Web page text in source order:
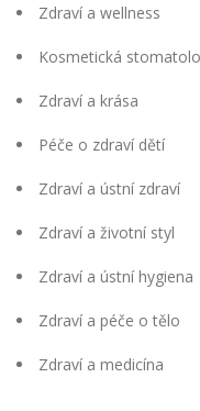
Zdraví a wellness
Kosmetická
Zdraví a krása
Péče o zdraví dětí
Zdraví a ústní zdraví
Zdraví a životní styl
Zdraví a ústní hygiena
Zdraví a péče o tělo
Zdraví a medicína